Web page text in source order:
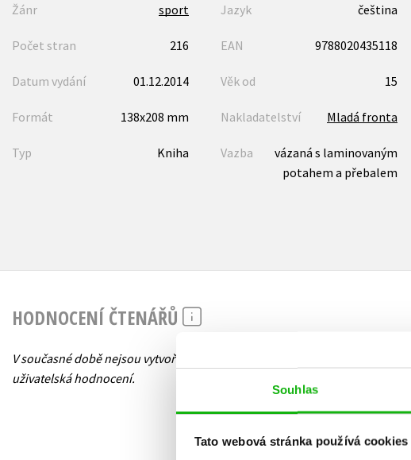
Souhlas
Tato webová stránka používá cookies
Žánr sport Jazyk čeština
Počet stran 216 EAN 9788020435118
Datum vydání 01.12.2014 Věk od 15
Formát 138x208 mm Nakladatelství Mladá fronta
Typ Kniha Vazba
vázaná s laminovaným
potahem a přebalem
HODNOCENÍ ČTENÁŘŮ
V současné době nejsou vytvořena žádná
uživatelská hodnocení.